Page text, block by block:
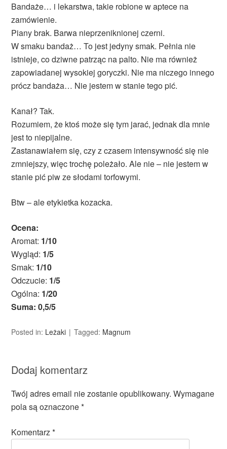
Bandaże… i lekarstwa, takie robione w aptece na
zamówienie.
Piany brak. Barwa nieprzeniknionej czerni.
W smaku bandaż… To jest jedyny smak. Pełnia nie
istnieje, co dziwne patrząc na palto. Nie ma również
zapowiadanej wysokiej goryczki. Nie ma niczego innego
prócz bandaża… Nie jestem w stanie tego pić.
Kanał? Tak.
Rozumiem, że ktoś może się tym jarać, jednak dla mnie
jest to niepijalne.
Zastanawiałem się, czy z czasem intensywność się nie
zmniejszy, więc trochę poleżało. Ale nie – nie jestem w
stanie pić piw ze słodami torfowymi.
Btw – ale etykietka kozacka.
Ocena:
Aromat: 1/10
Wygląd: 1/5
Smak: 1/10
Odczucie: 1/5
Ogólna: 1/20
Suma: 0,5/5
Posted in: Leżaki Tagged: Magnum
Dodaj komentarz
Twój adres email nie zostanie opublikowany. Wymagane
pola są oznaczone*
Komentarz*